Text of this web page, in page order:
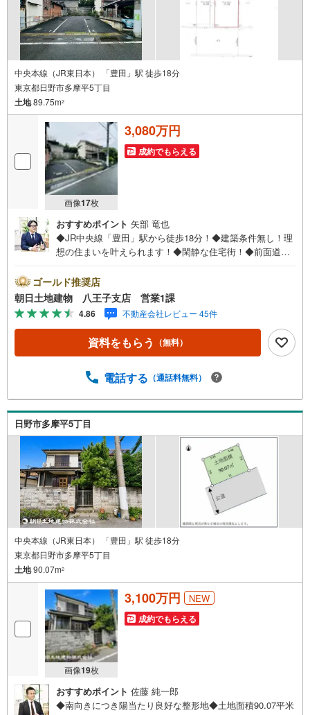
中央本線（JR東日本） 「豊田」駅 徒歩18分
東京都日野市多摩平5丁目
土地89.75m2
画像17枚
3,080万円
成約でもらえる
おすすめポイント 矢部 竜也
◆JR中央線「豊田」駅から徒歩18分！◆建築条件無し！理
想の住まいを叶えられます！◆閑静な住宅街！◆前面道路
◆生活インフラも完備・充実した周辺環境！◆駅前には大
型ショッピングモールも完備！※バザール会場には、ベビー
ベッドや キッズスペースをご用意しております。 小さ
なお子様連れでも、安心してご来場ください！資料請求、
住宅ローンのご相談などお気軽にお問合せください！スタ
ッフ25名でお客様がご覧になったことのない情報を多数ご
きない物件も多数ございます！ご案内時に他物件もご紹介
方法ご自宅へお迎え・最寄り駅等でお待ち合わせ、弊社へ
のご来社など、ご相談ください。ご希望があれば周辺環
境、お客様の希望に合わせた物件などもご案内をいたしま
す。お住まい探しは朝日土地建物（株）八王子店 営業5課
にお任せください！
ゴールド推奨店
朝日土地建物 八王子支店 営業1課
4.86 不動産会社レビュー 45件
資料をもらう （無料）
電話する （通話料無料）
日野市多摩平5丁目
中央本線（JR東日本） 「豊田」駅 徒歩18分
東京都日野市多摩平5丁目
土地90.07m2
画像19枚
3,100万円 NEW
成約でもらえる
おすすめポイント 佐藤 純一郎
◆南向きにつき陽当たり良好な整形地◆土地面積90.07平米